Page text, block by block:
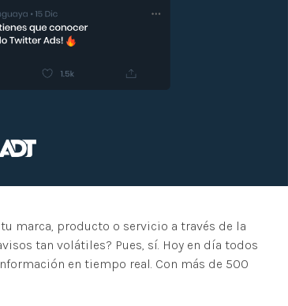
marca, producto o servicio a través de la
tan volátiles? Pues, sí. Hoy en día todos
en tiempo real. Con más de 500